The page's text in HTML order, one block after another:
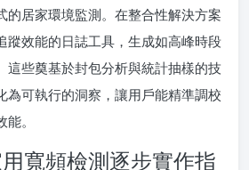
的居家環境監測。在整合性解決方案
蹤效能的日誌工具，生成如高峰時段
這些奠基於封包分析與統計抽樣的技
為可執行的洞察，讓用戶能精準調校
。
寬頻檢測逐步實作指